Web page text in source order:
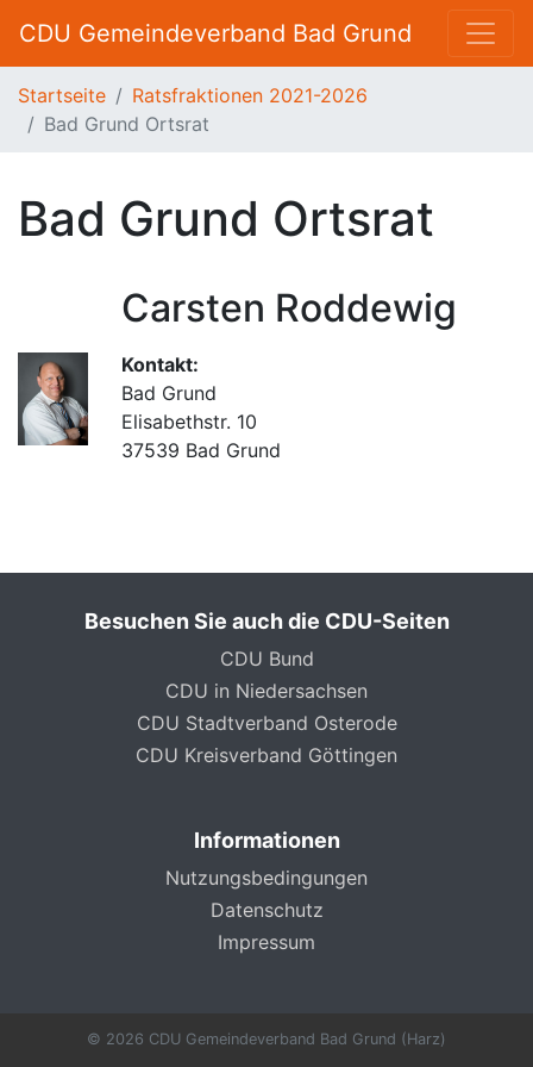
CDU Gemeindeverband Bad Grund
Startseite
Ratsfraktionen 2021-2026
Bad Grund Ortsrat
Bad Grund Ortsrat
Carsten Roddewig
Kontakt:
Bad Grund
Elisabethstr. 10
37539 Bad Grund
Besuchen Sie auch die CDU-Seiten
CDU Bund
CDU in Niedersachsen
CDU Stadtverband Osterode
CDU Kreisverband Göttingen
Informationen
Nutzungsbedingungen
Datenschutz
Impressum
© 2026 CDU Gemeindeverband Bad Grund (Harz)